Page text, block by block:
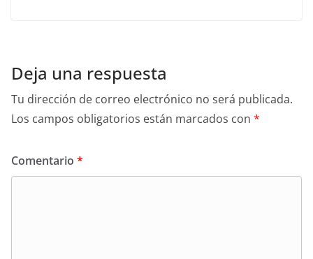
Deja una respuesta
Tu dirección de correo electrónico no será publicada.
Los campos obligatorios están marcados con *
Comentario *